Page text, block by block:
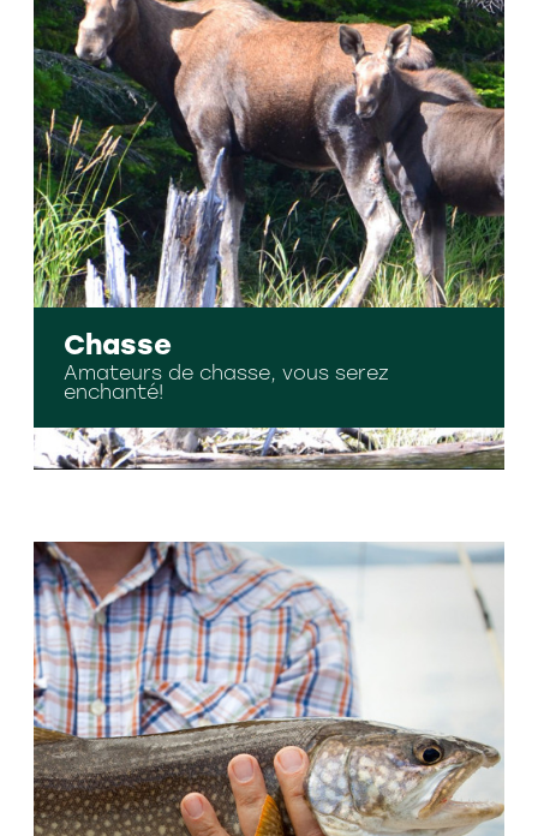
Chasse
Amateurs de chasse, vous serez
enchanté!